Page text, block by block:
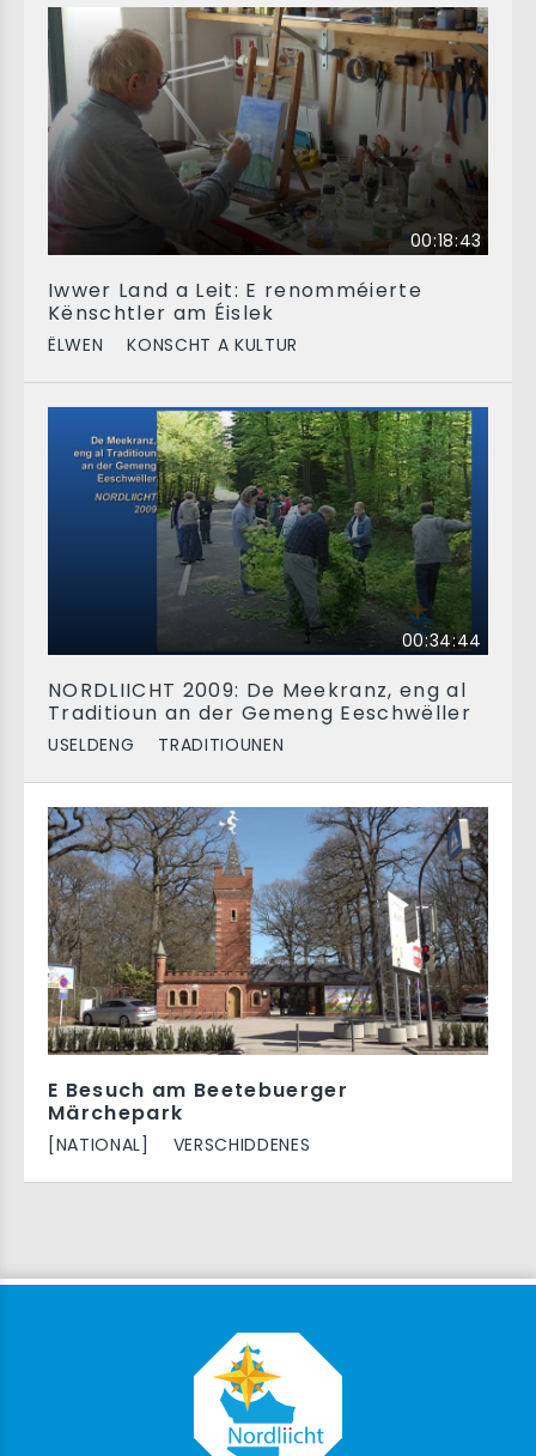
00:18:43
Iwwer Land a Leit: E renomméierte
Kënschtler am Éislek
ËLWEN KONSCHT A KULTUR
00:34:44
NORDLIICHT 2009: De Meekranz, eng al
Traditioun an der Gemeng Eeschwëller
USELDENG TRADITIOUNEN
E Besuch am Beetebuerger
Märchepark
[NATIONAL] VERSCHIDDENES